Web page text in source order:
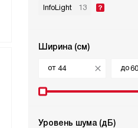
InfoLight 13
Ширина (см)
от до
Уровень шума (дБ)